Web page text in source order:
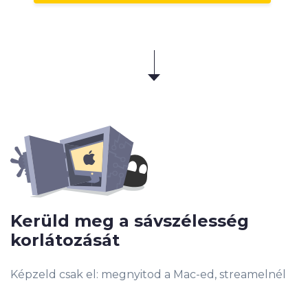
Képzeld csak el: megnyitod a Mac-ed, streamelnél
Kerüld meg a sávszélesség
korlátozását